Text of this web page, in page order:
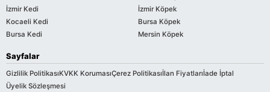
İzmir Kedi
Kocaeli Kedi
Bursa Kedi
İzmir Köpek
Bursa Köpek
Mersin Köpek
Sayfalar
Gizlilik PolitikasıKVKK KorumasıÇerez Politikasıİlan Fiyatlarıİade İptal
Üyelik Sözleşmesi